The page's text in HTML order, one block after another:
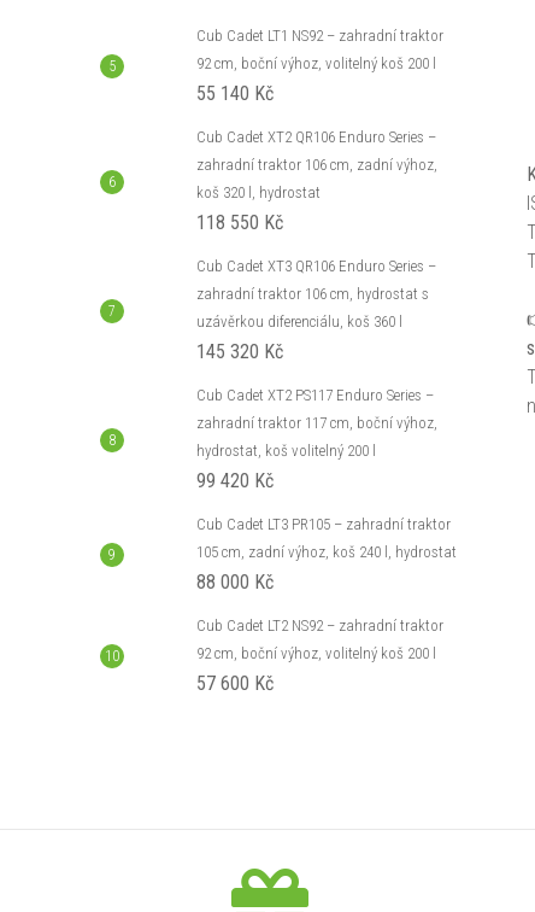
Cub Cadet LT1 NS92 – zahradní traktor
92 cm, boční výhoz, volitelný koš 200 l
55 140 Kč
Cub Cadet XT2 QR106 Enduro Series –
zahradní traktor 106 cm, zadní výhoz,
koš 320 l, hydrostat
118 550 Kč
Cub Cadet XT3 QR106 Enduro Series –
zahradní traktor 106 cm, hydrostat s
uzávěrkou diferenciálu, koš 360 l
145 320 Kč
Cub Cadet XT2 PS117 Enduro Series –
zahradní traktor 117 cm, boční výhoz,
hydrostat, koš volitelný 200 l
99 420 Kč
Cub Cadet LT3 PR105 – zahradní traktor
105 cm, zadní výhoz, koš 240 l, hydrostat
88 000 Kč
Cub Cadet LT2 NS92 – zahradní traktor
92 cm, boční výhoz, volitelný koš 200 l
57 600 Kč